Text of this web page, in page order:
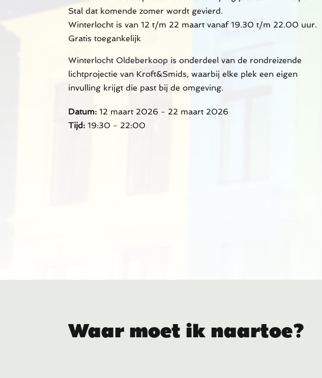
Stal dat komende zomer wordt gevierd.
Winterlocht is van 12 t/m 22 maart vanaf 19.30 t/m 22.00 uur.
Gratis toegankelijk
Winterlocht Oldeberkoop is onderdeel van de rondreizende
lichtprojectie van Kroft&Smids, waarbij elke plek een eigen
invulling krijgt die past bij de omgeving.
Datum:12 maart 2026 - 22 maart 2026
Tijd:19:30 - 22:00
Waar moet ik naartoe?